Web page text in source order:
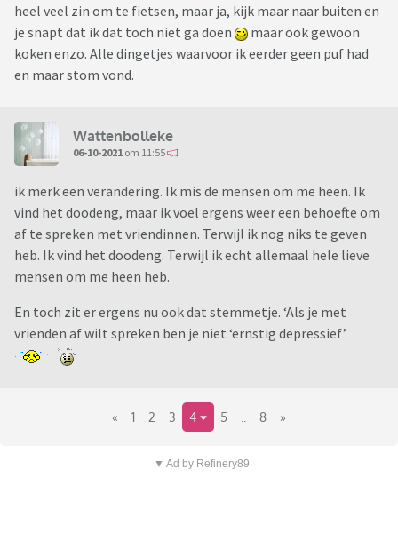
heel veel zin om te fietsen, maar ja, kijk maar naar buiten en
je snapt dat ik dat toch niet ga doen
maar ook gewoon
koken enzo. Alle dingetjes waarvoor ik eerder geen puf had
en maar stom vond.
Wattenbolleke
06-10-2021 om 11:55
ik merk een verandering. Ik mis de mensen om me heen. Ik
vind het doodeng, maar ik voel ergens weer een behoefte om
af te spreken met vriendinnen. Terwijl ik nog niks te geven
heb. Ik vind het doodeng. Terwijl ik echt allemaal hele lieve
mensen om me heen heb.
En toch zit er ergens nu ook dat stemmetje. ‘Als je met
vrienden af wilt spreken ben je niet ‘ernstig depressief’
« 1 2 3 4 5 8 »
▼ Ad by Refinery89